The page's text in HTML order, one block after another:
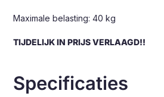
Maximale belasting: 40 kg
TIJDELIJK IN PRIJS VERLAAGD!!
Specificaties